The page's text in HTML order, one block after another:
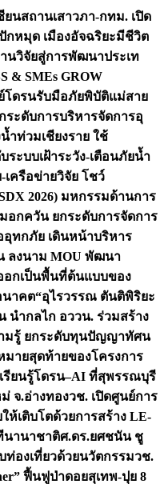
ยนสถานเสาวภา-กทม. เปิด
กหมุด เมืองอัจฉริยะมีชีวิต
นวิจัยสู่การพัฒนาประเท
& SMEs GROW
ย์โดรนรับมือภัยพิบัติแม่สาย
ระดับการบริหารจัดการอุ
ำท่วมเชียงราย ใช้
ระบบเฝ้าระวัง-เตือนภัยน้ำ
เครือข่ายวิจัย โชว์
2026) มหกรรมด้านการ
อกควัน ยกระดับการจัดการ
อุทกภัย เดินหน้าบริหาร
ลงนาม MOU พัฒนา
อกเป็นพื้นที่ต้นแบบของ
นาคต“อุไรวรรณ ตันติพิริยะ
นำกลไก อววน. ร่วมสร้าง
ามรู้ ยกระดับทุนปัญญาทัศน
มายสุดท้ายของโครงการ
รียนรู้โดรน–AI ที่สุพรรณบุรี
จ.อ่างทองวช. เปิดศูนย์การ
ห้เติบโตด้วยการสร้าง LE-
นานาชาติศ.ดร.ยศชนัน ชู
องเที่ยวด้วยนวัตกรรมวช.
ฟื้นฟูป่าดอยสุเทพ-ปุย 8